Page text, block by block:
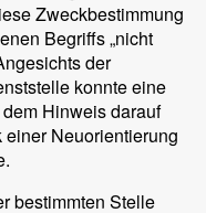
Zweckbestimmung
Begriffs „nicht
der
konnte eine
Hinweis darauf
Neuorientierung
bestimmten Stelle